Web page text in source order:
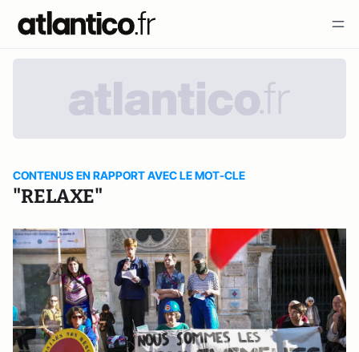
CONTENUS EN RAPPORT AVEC LE MOT-CLE
"RELAXE"